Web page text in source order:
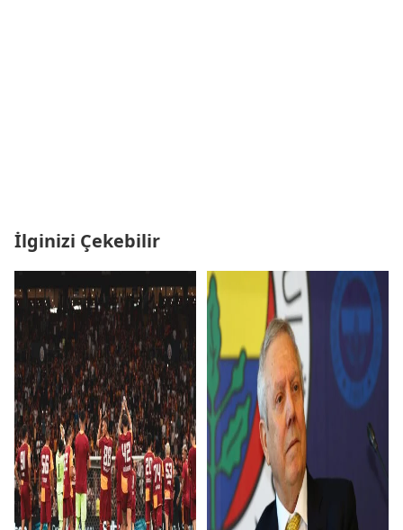
İlginizi Çekebilir